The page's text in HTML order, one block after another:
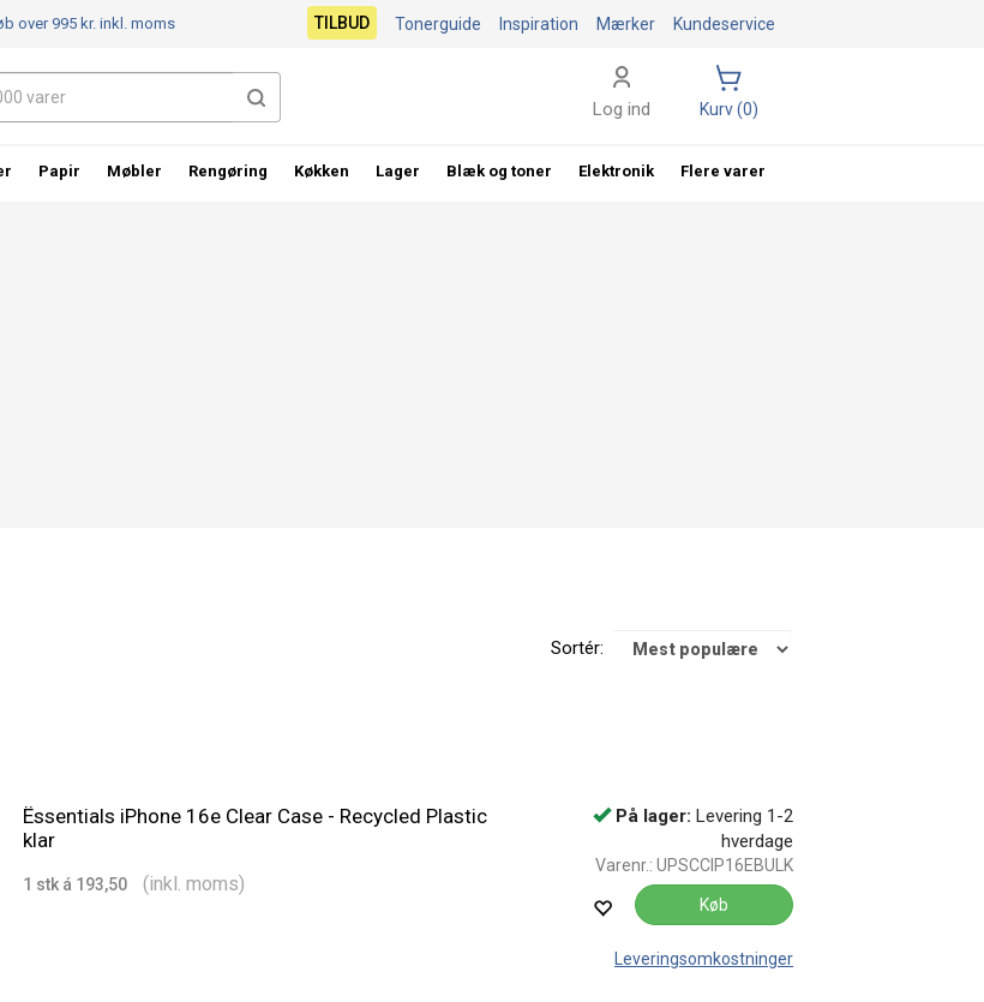
Sortér:
Ëssentials iPhone 16e Clear Case - Recycled Plastic
klar
1 stk á 193,50 (inkl. moms)
På lager: Levering 1-2
hverdage
Varenr.: UPSCCIP16EBULK
Køb
Leveringsomkostninger
over 995 kr.inkl. moms Kundeservice
Mærker
Inspiration
Tonerguide
TILBUD
Log ind Kurv (0)
Papir Møbler Rengøring Køkken Lager Blæk og toner Elektronik Flere varer